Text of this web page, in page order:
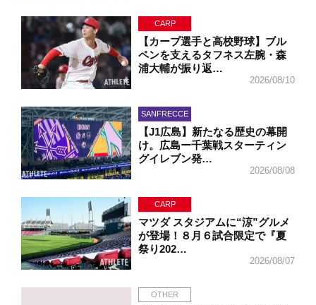
CARP
【カープ選手と高校野球】ブル
ペンを支えるタフネス左腕・森
浦大輔が振り返…
2026/08/10
SANFRECCE
【J1広島】新たなる歴史の幕開
け。広島ー千葉戦スターティン
グイレブン発…
2026/08/08
CARP
マツダ スタジアムに“涼”グルメ
が登場！８月６試合限定で『夏
祭り202…
2026/08/07
OTHER